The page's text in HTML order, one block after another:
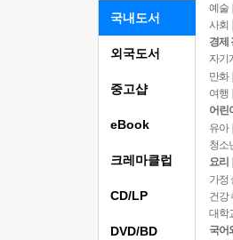
국내도서
예술 |
사회 |
경제
자기
만화 |
여행
어린
유아 |
청소
요리
가정
건강
대학
국어
외국도서
중고샵
eBook
크레마클럽
CD/LP
DVD/BD